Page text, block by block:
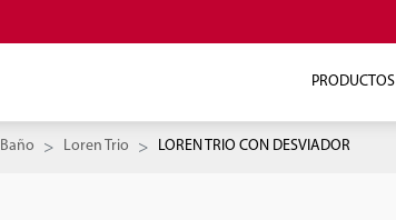
PRODUCTOS
Baño Loren Trio LOREN TRIO CON DESVIADOR